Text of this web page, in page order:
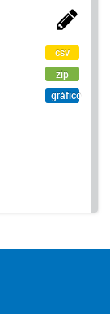
csv
zip
gráfico